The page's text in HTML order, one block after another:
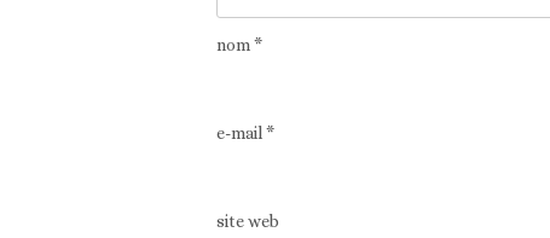
nom *
e-mail *
site web